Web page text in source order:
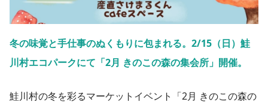
冬の味覚と手仕事のぬくもりに包まれる。2/15（日）鮭
川村エコパークにて「2月 きのこの森の集会所」開催。
鮭川村の冬を彩るマーケットイベント「2月 きのこの森の